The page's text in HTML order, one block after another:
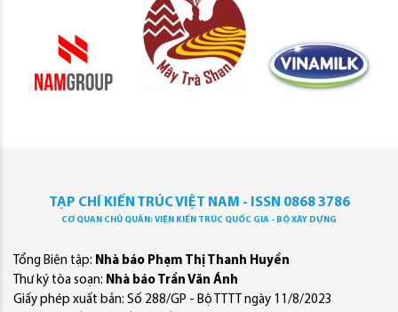
TẠP CHÍ KIẾN TRÚC VIỆT NAM - ISSN 0868 3786
CƠ QUAN CHỦ QUẢN: VIỆN KIẾN TRÚC QUỐC GIA - BỘ XÂY DỰNG
Tổng Biên tập: Nhà báo Phạm Thị Thanh Huyền
Thư ký tòa soạn: Nhà báo Trần Văn Ánh
Giấy phép xuất bản: Số 288/GP - Bộ TTTT ngày 11/8/2023